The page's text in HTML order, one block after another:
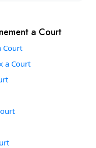
a Court
Court
a Court